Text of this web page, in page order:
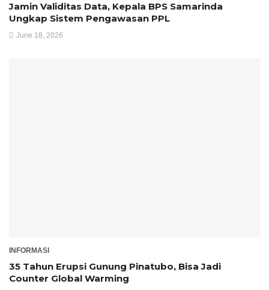
Jamin Validitas Data, Kepala BPS Samarinda
Ungkap Sistem Pengawasan PPL
June 18, 2026
INFORMASI
35 Tahun Erupsi Gunung Pinatubo, Bisa Jadi
Counter Global Warming